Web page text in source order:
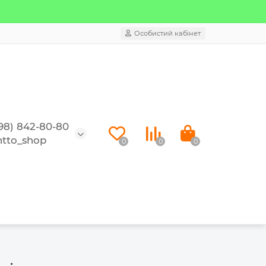
Особистий кабінет
842-80-80
0 0 0